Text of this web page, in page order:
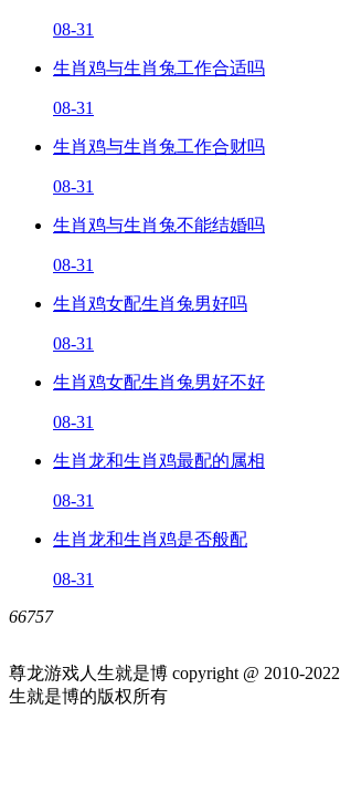
08-31
生肖鸡与生肖兔工作合适吗
08-31
生肖鸡与生肖兔工作合财吗
08-31
生肖鸡与生肖兔不能结婚吗
08-31
生肖鸡女配生肖兔男好吗
08-31
生肖鸡女配生肖兔男好不好
08-31
生肖龙和生肖鸡最配的属相
08-31
生肖龙和生肖鸡是否般配
08-31
66757
尊龙游戏人生就是博 copyright @ 2010-2022
生就是博的版权所有